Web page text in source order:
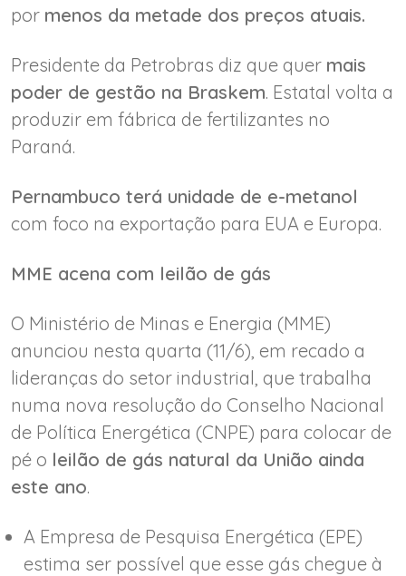
por menos da metade dos preços atuais.
Presidente da Petrobras diz que quer mais
poder de gestão na Braskem. Estatal volta a
produzir em fábrica de fertilizantes no
Paraná.
Pernambuco terá unidade de e-metanol
com foco na exportação para EUA e Europa.
MME acena com leilão de gás
O Ministério de Minas e Energia (MME)
anunciou nesta quarta (11/6), em recado a
lideranças do setor industrial, que trabalha
numa nova resolução do Conselho Nacional
de Política Energética (CNPE) para colocar de
pé o leilão de gás natural da União ainda
este ano.
A Empresa de Pesquisa Energética (EPE)
estima ser possível que esse gás chegue à